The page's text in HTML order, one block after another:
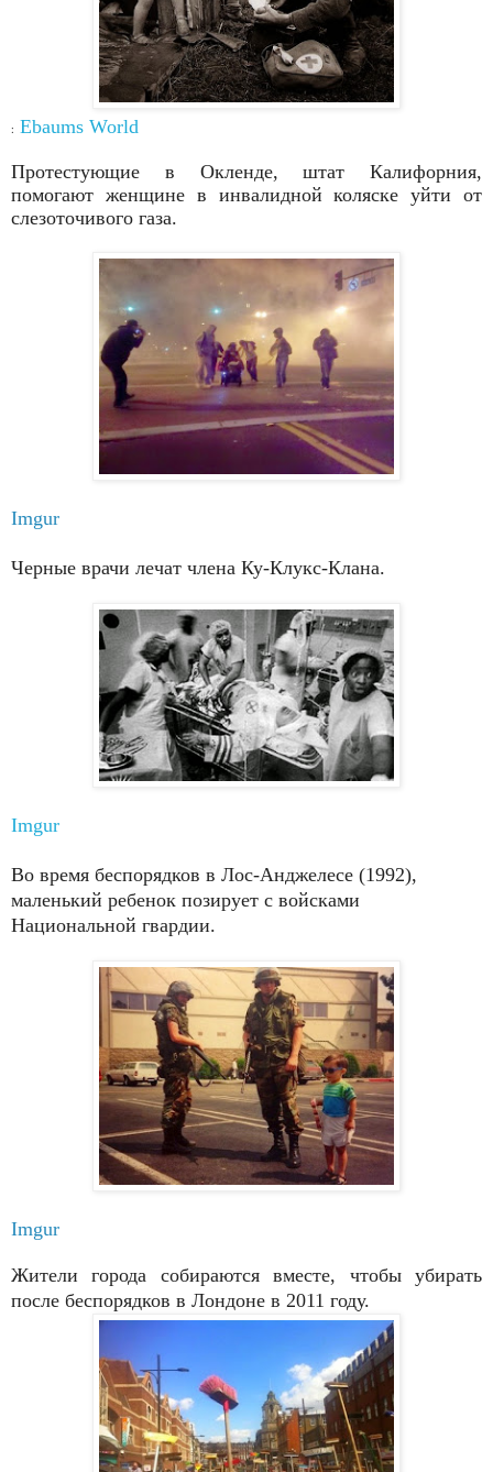
: Ebaums World
Протестующие в Окленде, штат Калифорния,
помогают женщине в инвалидной коляске уйти от
слезоточивого газа.
Imgur
Черные врачи лечат члена Ку-Клукс-Клана.
Imgur
Во время беспорядков в Лос-Анджелесе (1992),
маленький ребенок позирует с войсками
Национальной гвардии.
Imgur
Жители города собираются вместе, чтобы убирать
после беспорядков в Лондоне в 2011 году.